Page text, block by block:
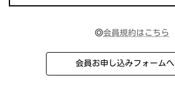
◎会員規約はこちら
会員お申し込みフォームへ